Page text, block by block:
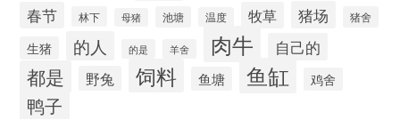
春节
林下 母猪 池塘 温度 牧草 猪场 猪舍
生猪 的人 的是 羊舍 肉牛 自己的
都是 野兔 饲料 鱼塘 鱼缸 鸡舍
鸭子